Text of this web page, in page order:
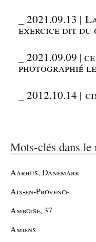
_2021.09.13 |
exercice dit
_2021.09.09 |
photographié
_2012.10.14 |
Mots-clés dans le
Aarhus, Danemark
Aix-en-Provence
Amboise, 37
Amiens